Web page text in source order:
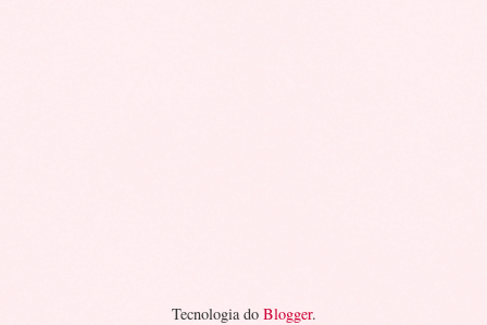
Tecnologia do Blogger.